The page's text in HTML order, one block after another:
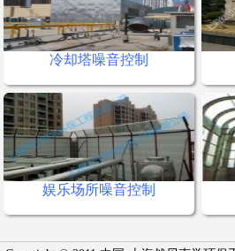
冷却塔噪音控制
娱乐场所噪音控制